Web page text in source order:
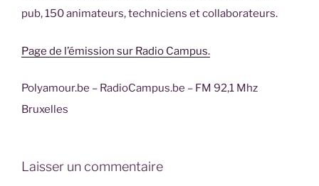
pub, 150 animateurs, techniciens et collaborateurs.
Page de l’émission sur Radio Campus.
Polyamour.be – RadioCampus.be – FM 92,1 Mhz
Bruxelles
Laisser un commentaire